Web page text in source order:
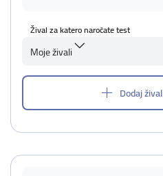
Žival za katero naročate test
Moje živali
Dodaj žival